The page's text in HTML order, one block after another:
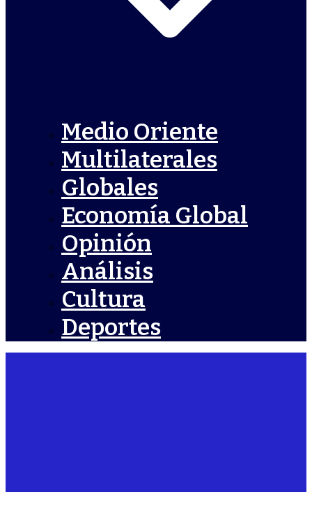
Medio Oriente
Multilaterales
Globales
Economía Global
Opinión
Análisis
Cultura
Deportes